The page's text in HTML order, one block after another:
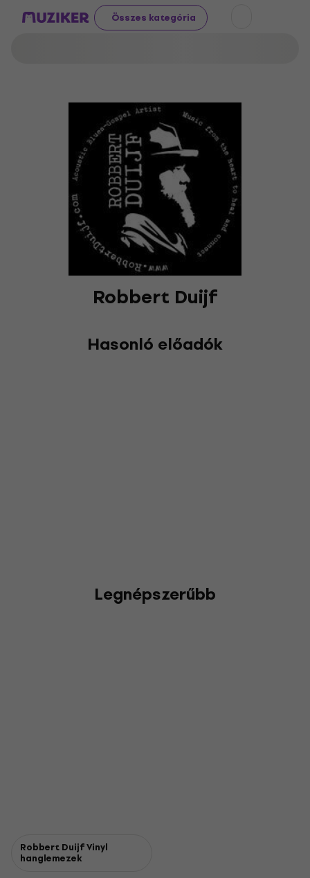
Összes kategória
Robbert Duijf
Hasonló előadók
Legnépszerűbb
Robbert Duijf Vinyl
hanglemezek